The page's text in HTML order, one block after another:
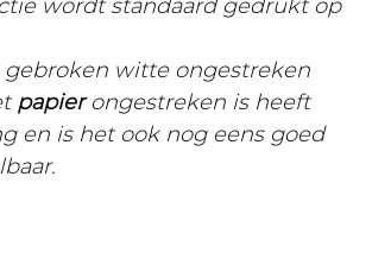
wordt standaard gedrukt op
witte ongestreken
papierongestreken is heeft
en is het ook nog eens goed